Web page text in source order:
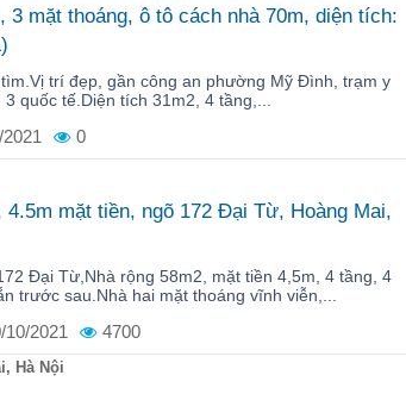
mặt thoáng, ô tô cách nhà 70m, diện tích:
trí đẹp, gần công an phường Mỹ Đình, trạm y
quốc tế.Diện tích 31m2, 4 tầng,...
0
4.5m mặt tiền, ngõ 172 Đại Từ, Hoàng Mai,
Đại Từ,Nhà rộng 58m2, mặt tiền 4,5m, 4 tầng, 4
trước sau.Nhà hai mặt thoáng vĩnh viễn,...
10/2021 4700
Hà Nội